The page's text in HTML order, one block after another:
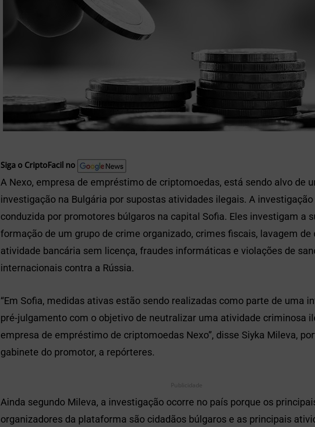
Siga o CriptoFacil no
A Nexo, empresa de empréstimo de criptomoedas, está sendo alvo de
investigação na Bulgária por supostas atividades ilegais. A
conduzida por promotores búlgaros na capital Sofia. Eles investigam a
formação de um grupo de crime organizado, crimes fiscais, lavagem de
atividade bancária sem licença, fraudes informáticas e violações de
internacionais contra a Rússia.
“Em Sofia, medidas ativas estão sendo realizadas como parte de uma
pré-julgamento com o objetivo de neutralizar uma atividade criminosa
empresa de empréstimo de criptomoedas Nexo”, disse Siyka Mileva,
gabinete do promotor, a repórteres.
Publicidade
Ainda segundo Mileva, a investigação ocorre no país porque os
organizadores da plataforma são cidadãos búlgaros e as principais